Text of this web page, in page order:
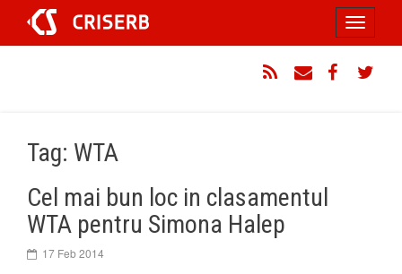
conținut
Toggle
Tag: WTA
Cel mai bun loc in clasamentul
WTA pentru Simona Halep
17 Feb 2014